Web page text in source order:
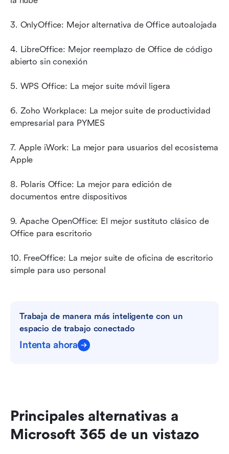
3. OnlyOffice: Mejor alternativa de Office autoalojada
4. LibreOffice: Mejor reemplazo de Office de código
abierto sin conexión
5. WPS Office: La mejor suite móvil ligera
6. Zoho Workplace: La mejor suite de productividad
empresarial para PYMES
7. Apple iWork: La mejor para usuarios del ecosistema
Apple
8. Polaris Office: La mejor para edición de
documentos entre dispositivos
9. Apache OpenOffice: El mejor sustituto clásico de
Office para escritorio
10. FreeOffice: La mejor suite de oficina de escritorio
simple para uso personal
Trabaja de manera más inteligente con un
espacio de trabajo conectado
Intenta ahora
Principales alternativas a
Microsoft 365 de un vistazo